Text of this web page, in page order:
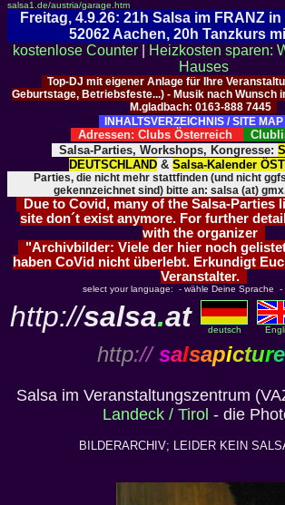
salsa1.de/austria/garage.htm
Freitag, 4.9.26: 21h Salsa im FRANZ
52062 Aachen, 20h Tanzkurs
kostenlose Counter|
Heizkosten sparen:
Hauses
Top-DJ mit eigener Anlage für Ihre
Geburtstage, Betriebsfeste...) - Musik nach Wunsch
M.gladbach: 0163-888 7445
INHALTSVERZEICHNIS / SITE MAP
Adressen: Clubs Österreich
Salsa-Parties, Workshops, Kongresse:
DEUTSCHLAND & Salsa-Kalender
Parties, die nicht mehr stattfinden (und nicht
gekennzeichnet sind) bitte an: salsa (at)
Due to Covid, many of the Salsa-Parties
site don´t exist anymore. For further
with the organizer
"Archivbilder: Viele der hier noch
haben CoVid nicht überlebt. Erkundigt
Veranstalter.
select your language: - wähle Deine Sprache
http://salsa.at deutsch
http:// salsapicture
Salsa im Veranstaltungszentrum
Landeck / Tirol - die
BILDERARCHIV; LEIDER KEIN